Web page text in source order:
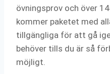
övningsprov och över
kommer paketet med
tillgängliga för att gå
behöver tills du är så
möjligt.